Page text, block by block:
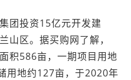
团投资15亿元开发建
山区。据买购网了解，
积586亩，一期项目用地
用地约127亩，于2020年